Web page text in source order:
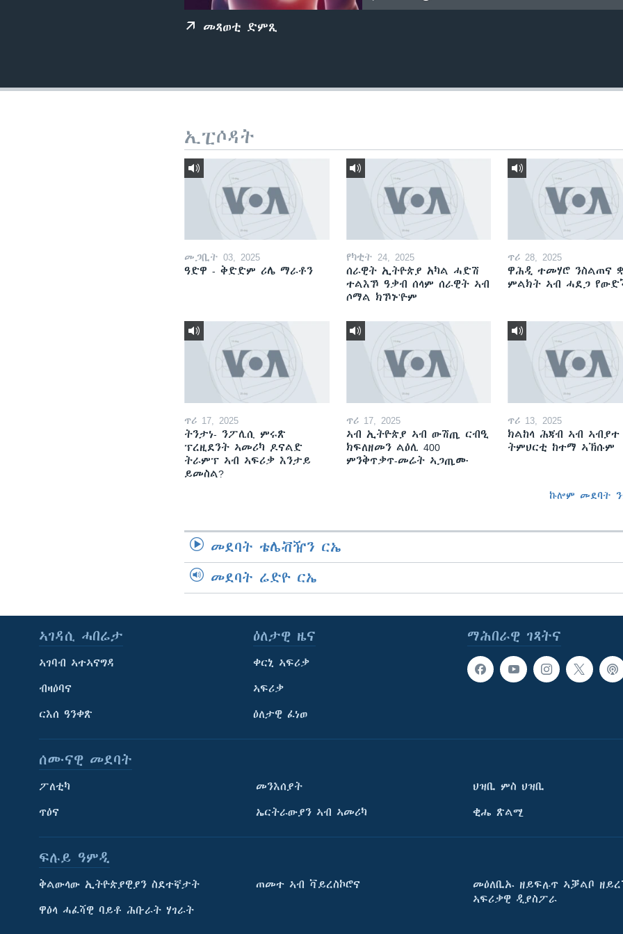
ትምህርቲ እንግሊዝኛ
ማሕበራዊ ገጻትና
መጻወቲ ድምጺ
ኢፒሶዳት
መጋቢት 03, 2025
ዓድዋ - ቅድድም ሪሌ ማራቶን
የካቲት 24, 2025
ሰራዊት ኢትዮጵያ አካል ሓድሽ
ተልእኾ ዓቃብ ሰላም ሰራዊት ኣብ
ሶማል ክኾኑ'ዮም
ጥሪ 28, 2025
ዋሕዲ ተመሃሮ ንስልጠና
ምልክት ኣብ ሓደጋ
ጥሪ 17, 2025
ትንታነ- ንፖሊሲ ምሩጽ
ፕረዚደንት ኣመሪካ ዶናልድ
ትራምፕ ኣብ ኣፍሪቃ እንታይ
ይመስል?
ጥሪ 17, 2025
ኣብ ኢትዮጵያ ኣብ ውሽጢ ርብዒ
ክፍለዘመን ልዕሊ 400
ምንቅጥቃጥ-መሬት ኣጋጢሙ
ጥሪ 13, 2025
ክልከላ ሕጃብ ኣብ ኣብያተ
ትምህርቲ ከተማ ኣኽሱም
ኩሎም መደባት
መደባት ቴሌቭዥን ርኤ
መደባት ሬድዮ ርኤ
ማሕበራዊ ገጻትና
ኣገዳሲ ሓበሬታ
ኣገባብ ኣተኣናግዳ
ብዛዕባና
ርእሰ ዓንቀጽ
ዕለታዊ ዜና
ቀርኒ ኣፍሪቃ
ኣፍሪቃ
ዕለታዊ ፈነወ
ሰሙናዊ መደባት
ፖለቲካ
ጥዕና
መንእሰያት
ኤርትራውያን ኣብ ኣመሪካ
ህዝቢ ምስ ህዝቢ
ቂሔ ጽልሚ
ፍሉይ ዓምዲ
ቅልውላው ኢትዮጵያዊያን ስደተኛታት
ዋዕላ ሓፈሻዊ ባይቶ ሕቡራት ሃገራት
ጠመተ ኣብ ቫይረስኮሮና
መዕለቢኡ ዘይፍሉጥ ኣቓልቦ
ኣፍሪቃዊ ዲያስፖራ